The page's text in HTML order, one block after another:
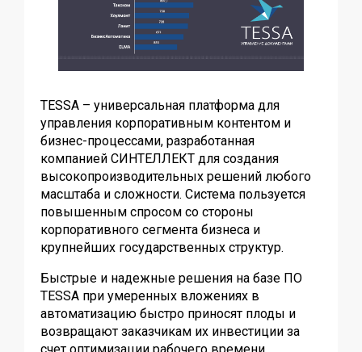
TESSA – универсальная платформа для
управления корпоративным контентом и
бизнес-процессами, разработанная
компанией СИНТЕЛЛЕКТ для создания
высокопроизводительных решений любого
масштаба и сложности. Система пользуется
повышенным спросом со стороны
корпоративного сегмента бизнеса и
крупнейших государственных структур.
Быстрые и надежные решения на базе ПО
TESSA при умеренных вложениях в
автоматизацию быстро приносят плоды и
возвращают заказчикам их инвестиции за